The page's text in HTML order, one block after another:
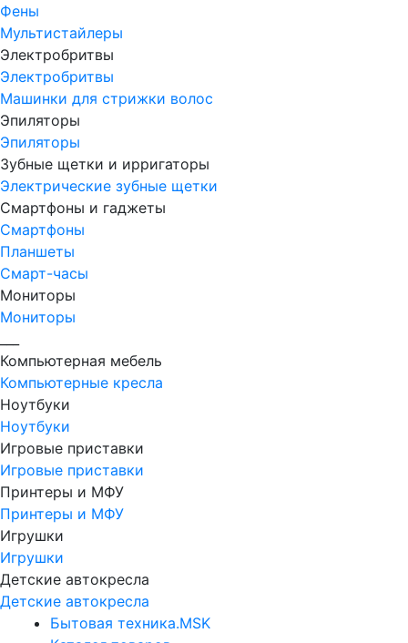
Фены
Мультистайлеры
Электробритвы
Электробритвы
Машинки для стрижки волос
Эпиляторы
Эпиляторы
Зубные щетки и ирригаторы
Электрические зубные щетки
Смартфоны и гаджеты
Смартфоны
Планшеты
Смарт-часы
Мониторы
Мониторы
Компьютерная мебель
Компьютерные кресла
Ноутбуки
Ноутбуки
Игровые приставки
Игровые приставки
Принтеры и МФУ
Принтеры и МФУ
Игрушки
Игрушки
Детские автокресла
Детские автокресла
Бытовая техника.MSK